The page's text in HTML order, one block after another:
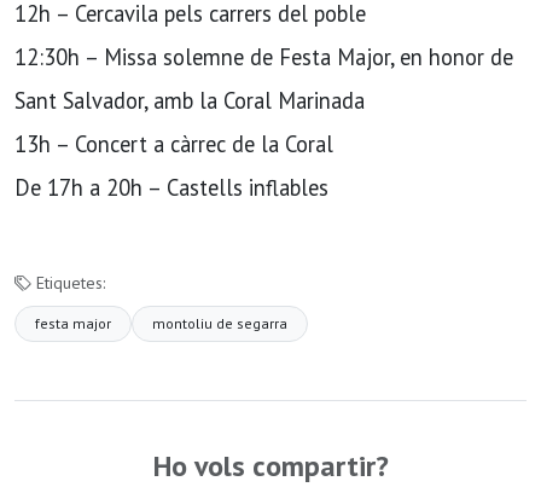
12h – Cercavila pels carrers del poble
12:30h – Missa solemne de Festa Major, en honor de
Sant Salvador, amb la Coral Marinada
13h – Concert a càrrec de la Coral
De 17h a 20h – Castells inflables
Etiquetes:
festa major montoliu de segarra
Ho vols compartir?